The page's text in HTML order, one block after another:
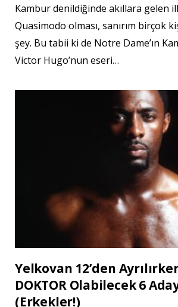
Kambur denildiğinde akıllara gelen
Quasimodo olması, sanırım birçok
şey. Bu tabii ki de Notre Dame’ın
Victor Hugo’nun eseri…
Yelkovan 12’den
DOKTOR Olabilecek 6
(Erkekler!)